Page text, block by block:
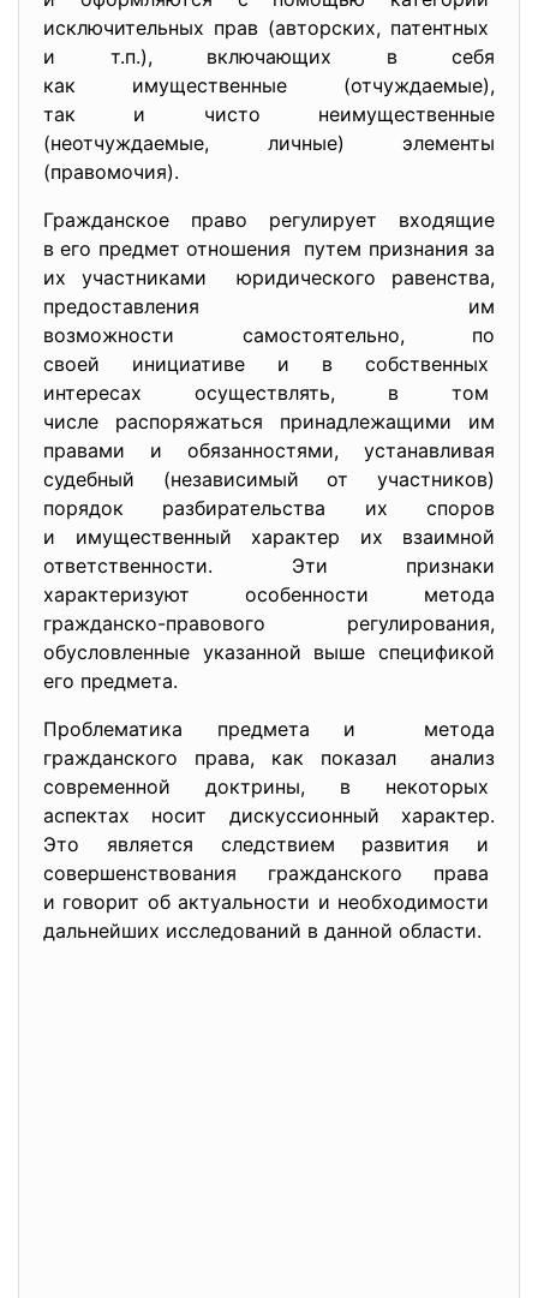
исключительных прав (авторских, патентных
и т.п.), включающих в себя
как имущественные (отчуждаемые),
так и чисто неимущественные
(неотчуждаемые, личные) элементы
(правомочия).
Гражданское право регулирует входящие
в его предмет отношения путем признания за
их участниками юридического равенства,
предоставления им
возможности самостоятельно, по
своей инициативе и в собственных
интересах осуществлять, в том
числе распоряжаться принадлежащими им
правами и обязанностями, устанавливая
судебный (независимый от участников)
порядок разбирательства их споров
и имущественный характер их взаимной
ответственности. Эти признаки
характеризуют особенности метода
гражданско-правового регулирования,
обусловленные указанной выше спецификой
его предмета.
Проблематика предмета и метода
гражданского права, как показал анализ
современной доктрины, в некоторых
аспектах носит дискуссионный характер.
Это является следствием развития и
совершенствования гражданского права
и говорит об актуальности и необходимости
дальнейших исследований в данной области.